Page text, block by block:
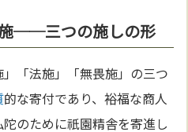
──三つの施しの形
「法施」「無畏施」の三つ
的な寄付であり、裕福な商人
のために祇園精舎を寄進し